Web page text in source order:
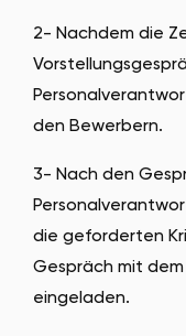
2- Nachdem die
den Bewerbern.
3- Nach den
die geforderten
Gespräch mit
eingeladen.